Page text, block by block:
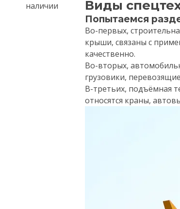
наличии
Виды
Попытаемся
Во-первых,
крыши, связаны с
качественно.
Во-вторых,
грузовики,
В-третьих, подъёмная
относятся краны,